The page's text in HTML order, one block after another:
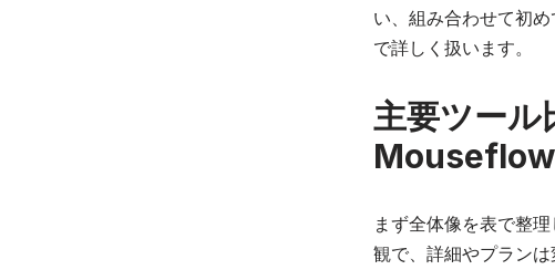
い、組み合わせて初
で詳しく扱います。
主要ツー
Mouseflow
まず全体像を表で整
観で、詳細やプラン